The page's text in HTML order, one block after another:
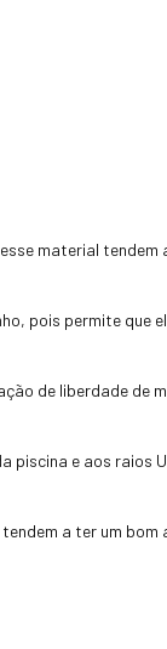
material
pois permite que
de liberdade de
e aos raios
a ter um